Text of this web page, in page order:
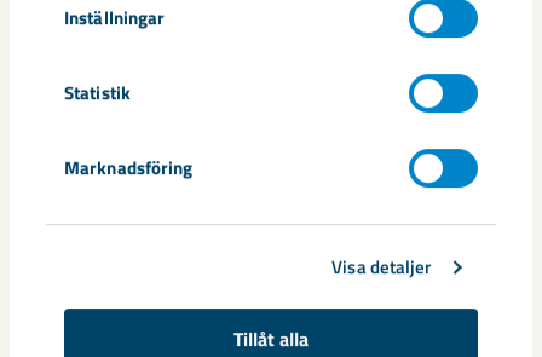
Inställningar
Statistik
Marknadsföring
Visa detaljer
Tillåt alla
Trygga, trivsamma och fungerande hem, även för den som